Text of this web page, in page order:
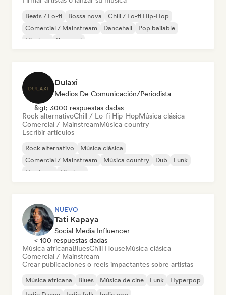
Beats / Lo-fi Bossa nova
Chill / Lo-fi Hip-Hop
Comercial / Mainstream
Dancehall
Pop bailable
Hip-hop
Pop soul
Dulaxi
Medios De Comunicación/Periodista
&gt; 3000 respuestas dadas
Rock alternativoChill / Lo-fi Hip-HopMúsica clásica
Comercial / MainstreamMúsica country
Escribir artículos
Rock alternativo
Música clásica
Comercial / Mainstream
Música country Dub
Funk
Hardcore
Hip-hop
NUEVO
Tati Kapaya
Social Media Influencer
< 100 respuestas dadas
Música africanaBluesChill HouseMúsica clásica
Comercial / Mainstream
Crear publicaciones o reels impactantes sobre artistas
Música africana Blues Música de cine Funk
Hyperpop